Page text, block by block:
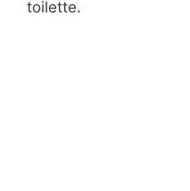
toilette.